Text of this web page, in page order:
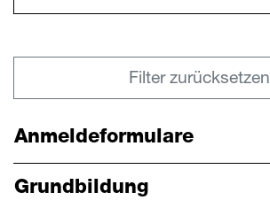
Filter zurücksetzen
Anmeldeformulare
Grundbildung
Weiterbildung
Über uns & Aktuelles
Downloads